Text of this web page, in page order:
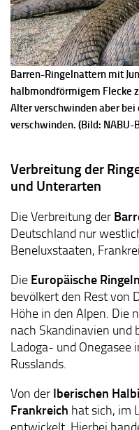
Barren-Ringelnattern mit
halbmondförmigem Flecke
Alter verschwinden aber
verschwinden. (Bild: NABU-
Verbreitung der
und Unterarten
Die Verbreitung der
Deutschland nur
Beneluxstaaten,
Die Europäische
bevölkert den Rest von
Höhe in den Alpen. Die
nach Skandinavien und
Ladoga- und Onegasee
Russlands.
Von der Iberischen
Frankreich hat sich, im